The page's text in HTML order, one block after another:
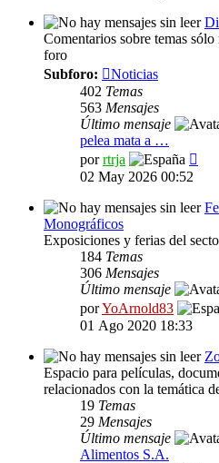
Comentarios sobre temas
foro
Subforo:
Noticias
402 Temas
563 Mensajes
Último mensaje
pelea mata a …
porrtrja
02 May 2026 00:52
Monográficos
Exposiciones y ferias del
184 Temas
306 Mensajes
Último mensaje
porYoArnold83
01 Ago 2020 18:33
Espacio para películas,
relacionados con la temática
19 Temas
29 Mensajes
Último mensaje
Alimentos S.A.